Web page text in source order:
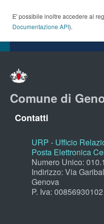
E' possibile inoltre accedere al
Documentazione API).
Comune di
Contatti
URP - Ufficio
Posta Elettronica
Numero Unico:
Indirizzo: Via
Genova
P. Iva: 00856930102